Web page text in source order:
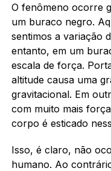
O fenômeno ocorre
um buraco negro.
sentimos a variação
entanto, em um
escala de força.
altitude causa uma
gravitacional. Em
com muito mais
corpo é esticado
Isso, é claro, não
humano. Ao